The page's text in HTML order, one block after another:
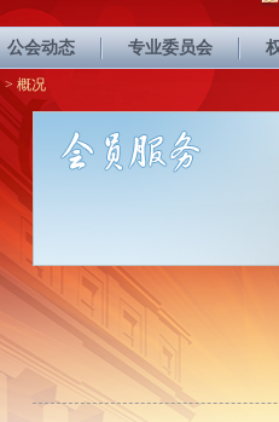
公会动态 专业委员会
> 概况